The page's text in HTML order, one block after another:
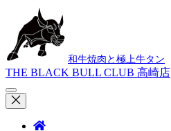
和牛焼肉と極上牛タン
THE BLACK BULL CLUB 高崎店